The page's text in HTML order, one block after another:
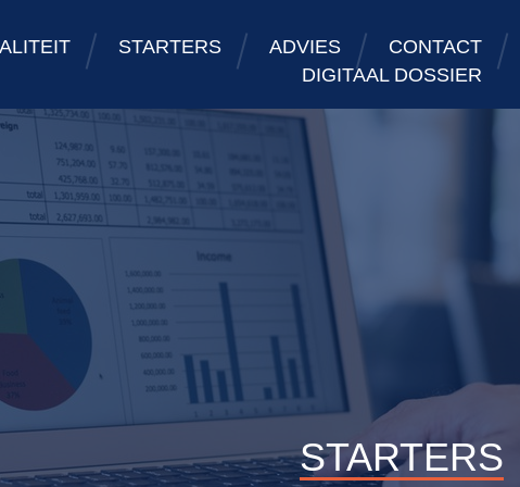
STARTERS ADVIES
CONTACT
DIGITAAL DOSSIER
STARTERS